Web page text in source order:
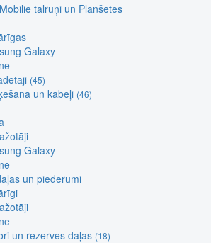
tālruņi un Planšetes
Galaxy
(45)
un kabeļi (46)
Galaxy
un piederumi
un rezerves daļas (18)